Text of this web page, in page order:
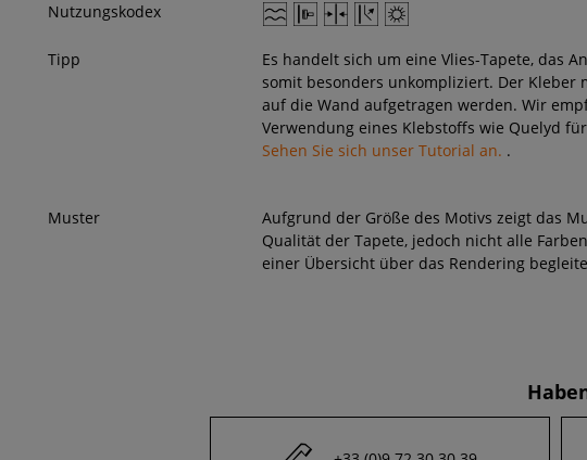
Nutzungskodex
Tipp
Es handelt sich um eine Vlies-Tapete, das
somit besonders unkompliziert. Der Kleber
auf die Wand aufgetragen werden. Wir
Verwendung eines Klebstoffs wie Quelyd
Sehen Sie sich unser Tutorial an. .
Muster
Aufgrund der Größe des Motivs zeigt das
Qualität der Tapete, jedoch nicht alle
einer Übersicht über das Rendering